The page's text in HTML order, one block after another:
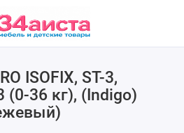
ISOFIX, ST-3,
(0-36 кг), (Indigo)